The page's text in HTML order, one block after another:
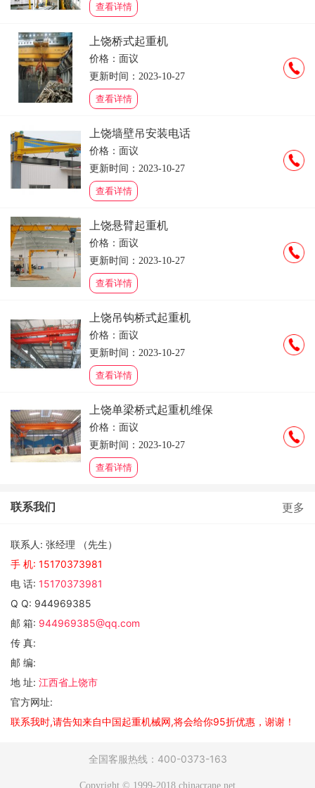
查看详情
上饶桥式起重机
价格：面议
更新时间：2023-10-27
查看详情
上饶墙壁吊安装电话
价格：面议
更新时间：2023-10-27
查看详情
上饶悬臂起重机
价格：面议
更新时间：2023-10-27
查看详情
上饶吊钩桥式起重机
价格：面议
更新时间：2023-10-27
查看详情
上饶单梁桥式起重机维保
价格：面议
更新时间：2023-10-27
查看详情
联系我们 更多
联系人: 张经理 （先生）
手 机: 15170373981
电 话: 15170373981
Q Q: 944969385
邮 箱: 944969385@qq.com
传 真:
邮 编:
地 址: 江西省上饶市
官方网址:
联系我时,请告知来自中国起重机械网,将会给你95折优惠，谢谢！
全国客服热线：400-0373-163
Copyright © 1999-2018 chinacrane.net